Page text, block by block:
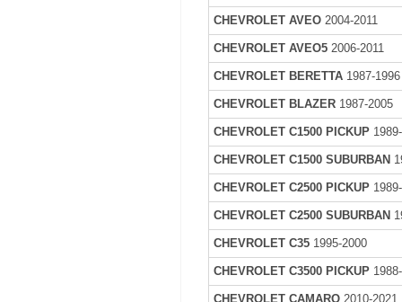
CHEVROLET AVEO2004-2011
CHEVROLET AVEO52006-2011
CHEVROLET BERETTA 1987-1996
CHEVROLET BLAZER 1987-2005
CHEVROLET C1500 PICKUP
CHEVROLET C1500 SUBURBAN
CHEVROLET C2500 PICKUP
CHEVROLET C2500 SUBURBAN
CHEVROLET C35 1995-2000
CHEVROLET C3500 PICKUP
CHEVROLET CAMARO 2010-2021